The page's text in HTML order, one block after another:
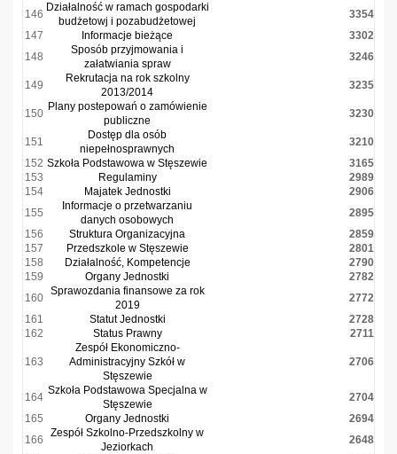
146
Działalność w ramach gospodarki
budżetowj i pozabudżetowej
3354
147
Informacje bieżące
3302
148
Sposób przyjmowania i
załatwiania spraw
3246
149
Rekrutacja na rok szkolny
2013/2014
3235
150
Plany postepowań o zamówienie
publiczne
3230
151
Dostęp dla osób
niepełnosprawnych
3210
152 Szkoła Podstawowa w Stęszewie
3165
153
Regulaminy
2989
154
Majatek Jednostki
2906
155
Informacje o przetwarzaniu
danych osobowych
2895
156
Struktura Organizacyjna
2859
157
Przedszkole w Stęszewie
2801
158
Działalność, Kompetencje
2790
159
Organy Jednostki
2782
160
Sprawozdania finansowe za rok
2019
2772
161
Statut Jednostki
2728
162
Status Prawny 2711
163
Zespół Ekonomiczno-
Administracyjny Szkół w
Stęszewie
2706
164
Szkoła Podstawowa Specjalna w
Stęszewie
2704
165
Organy Jednostki
2694
166
Zespół Szkolno-Przedszkolny w
Jeziorkach
2648